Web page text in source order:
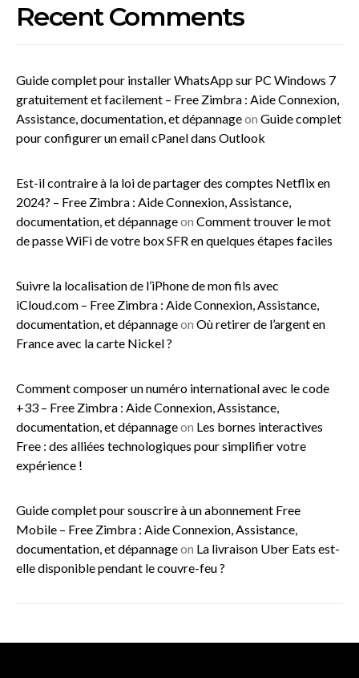
Recent Comments
Guide complet pour installer WhatsApp sur PC Windows 7
gratuitement et facilement – Free Zimbra : Aide Connexion,
Assistance, documentation, et dépannageon Guide complet
pour configurer un email cPanel dans Outlook
Est-il contraire à la loi de partager des comptes Netflix en
2024? – Free Zimbra : Aide Connexion, Assistance,
documentation, et dépannageon Comment trouver le mot
de passe WiFi de votre box SFR en quelques étapes faciles
Suivre la localisation de l’iPhone de mon fils avec
iCloud.com – Free Zimbra : Aide Connexion, Assistance,
documentation, et dépannageon Où retirer de l’argent en
France avec la carte Nickel ?
Comment composer un numéro international avec le code
+33 – Free Zimbra : Aide Connexion, Assistance,
documentation, et dépannageon Les bornes interactives
Free : des alliées technologiques pour simplifier votre
expérience !
Guide complet pour souscrire à un abonnement Free
Mobile – Free Zimbra : Aide Connexion, Assistance,
documentation, et dépannageon La livraison Uber Eats est-
elle disponible pendant le couvre-feu ?